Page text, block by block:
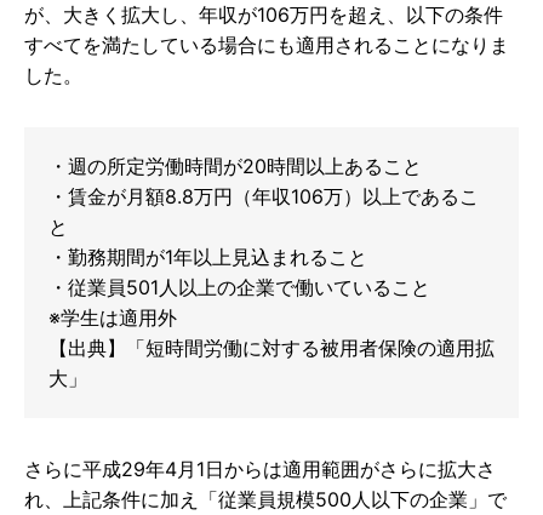
が、大きく拡大し、年収が106万円を超え、以下の条件
すべてを満たしている場合にも適用されることになりま
した。
・週の所定労働時間が20時間以上あること
・賃金が月額8.8万円（年収106万）以上であるこ
と
・勤務期間が1年以上見込まれること
・従業員501人以上の企業で働いていること
※学生は適用外
【出典】「短時間労働に対する被用者保険の適用拡
大」
さらに平成29年4月1日からは適用範囲がさらに拡大さ
れ、上記条件に加え「従業員規模500人以下の企業」で